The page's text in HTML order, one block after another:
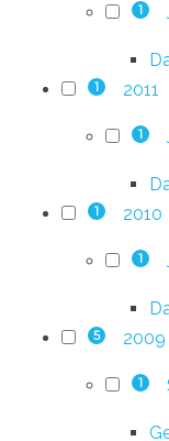
1
1 2011
1
1 2010
1
5 2009
1